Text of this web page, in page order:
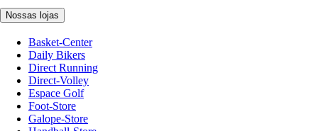
Nossas lojas
Basket-Center
Daily Bikers
Direct Running
Direct-Volley
Espace Golf
Foot-Store
Galope-Store